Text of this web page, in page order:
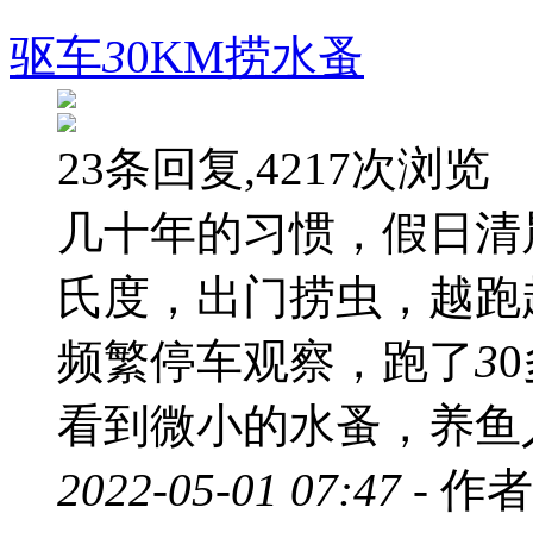
驱车30KM捞水蚤
23条回复,4217次浏览
几十年的习惯，假日
氏度，出门捞虫，越
频繁停车观察，跑了3
看到微小的水蚤，养
2022-05-01 07:47 - 作